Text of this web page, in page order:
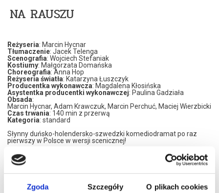
Zgoda Szczegóły O plikach cookies
NA RAUSZU
Reżyseria: Marcin Hycnar
Tłumaczenie: Jacek Telenga
Scenografia: Wojciech Stefaniak
Kostiumy: Małgorzata Domańska
Choreografia: Anna Hop
Reżyseria światła: Katarzyna Łuszczyk
Producentka wykonawcza: Magdalena Kłosińska
Asystentka producentki wykonawczej: Paulina Gadziała
Obsada:
Marcin Hycnar, Adam Krawczuk, Marcin Perchuć, Maciej Wierzbicki
Czas trwania: 140 min z przerwą
Kategoria: standard
Słynny duńsko-holendersko-szwedzki komediodramat po raz
pierwszy w Polsce w wersji scenicznej!
Filmowy pierwowzór z 2020 roku w reżyserii Thomasa
Vinterberga (współautora adaptacji teatralnej) cieszył się
zasłużenie ogromnym powodzeniem w kinach, dostał też Oscara
dla najlepszego filmu nieamerykańskiego i aż cztery Europejskie
Nagrody Filmowe (najlepszy film, reżyser, aktor i scenarzysta)
oraz ponad 20 innych nagród na całym świecie.